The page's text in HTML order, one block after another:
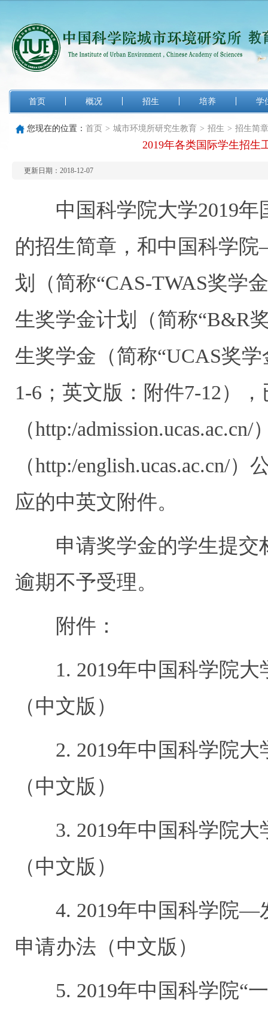
首页 概况 招生 培养 学
您现在的位置： 首页 > 城市环境所研究生教育 > 招生 > 招生简章
2019年各类国际学生招生
更新日期：2018-12-07
中国科学院大学2019年
的招生简章，和中国科学院
划（简称“CAS-TWAS奖学金
生奖学金计划（简称“B&R
生奖学金（简称“UCAS奖学
1-6 ；英文版：附件7-12）
（http:/admission.ucas.ac.cn/
（http:/english.ucas.ac.cn/）
应的中英文附件。
申请奖学金的学生提交
逾期不予受理。
附件：
1. 2019年中国科学院大
（中文版）
2. 2019年中国科学院大
（中文版）
3. 2019年中国科学院大
（中文版）
4. 2019年中国科学院—
申请办法（中文版）
5. 2019年中国科学院“